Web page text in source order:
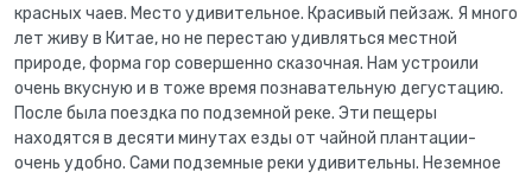
красных чаев. Место удивительное. Красивый пейзаж. Я много
лет живу в Китае, но не перестаю удивляться местной
природе, форма гор совершенно сказочная. Нам устроили
очень вкусную и в тоже время познавательную дегустацию.
После была поездка по подземной реке. Эти пещеры
находятся в десяти минутах езды от чайной плантации-
очень удобно. Сами подземные реки удивительны. Неземное